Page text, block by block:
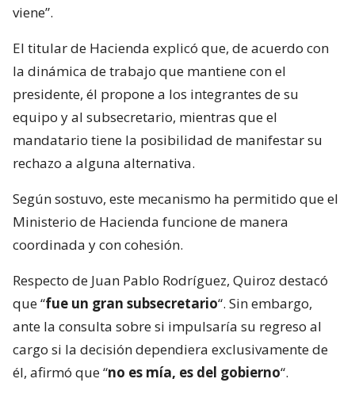
viene”.
El titular de Hacienda explicó que, de acuerdo con
la dinámica de trabajo que mantiene con el
presidente, él propone a los integrantes de su
equipo y al subsecretario, mientras que el
mandatario tiene la posibilidad de manifestar su
rechazo a alguna alternativa.
Según sostuvo, este mecanismo ha permitido que el
Ministerio de Hacienda funcione de manera
coordinada y con cohesión.
Respecto de Juan Pablo Rodríguez, Quiroz destacó
que “fue un gran subsecretario“. Sin embargo,
ante la consulta sobre si impulsaría su regreso al
cargo si la decisión dependiera exclusivamente de
él, afirmó que “no es mía, es del gobierno“.